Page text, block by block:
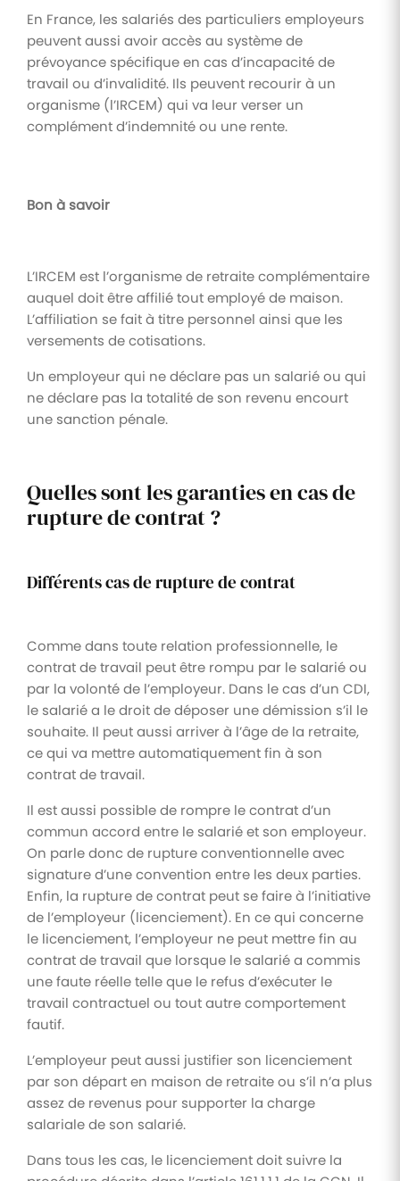
En France, les salariés des particuliers employeurs
peuvent aussi avoir accès au système de
prévoyance spécifique en cas d’incapacité de
travail ou d’invalidité. Ils peuvent recourir à un
organisme (l’IRCEM) qui va leur verser un
complément d’indemnité ou une rente.
Bon à savoir
L’IRCEM est l’organisme de retraite complémentaire
auquel doit être affilié tout employé de maison.
L’affiliation se fait à titre personnel ainsi que les
versements de cotisations.
Un employeur qui ne déclare pas un salarié ou qui
ne déclare pas la totalité de son revenu encourt
une sanction pénale.
Quelles sont les garanties en cas de
rupture de contrat ?
Différents cas de rupture de contrat
Comme dans toute relation professionnelle, le
contrat de travail peut être rompu par le salarié ou
par la volonté de l’employeur. Dans le cas d’un CDI,
le salarié a le droit de déposer une démission s’il le
souhaite. Il peut aussi arriver à l’âge de la retraite,
ce qui va mettre automatiquement fin à son
contrat de travail.
Il est aussi possible de rompre le contrat d’un
commun accord entre le salarié et son employeur.
On parle donc de rupture conventionnelle avec
signature d’une convention entre les deux parties.
Enfin, la rupture de contrat peut se faire à l’initiative
de l’employeur (licenciement). En ce qui concerne
le licenciement, l’employeur ne peut mettre fin au
contrat de travail que lorsque le salarié a commis
une faute réelle telle que le refus d’exécuter le
travail contractuel ou tout autre comportement
fautif.
L’employeur peut aussi justifier son licenciement
par son départ en maison de retraite ou s’il n’a plus
assez de revenus pour supporter la charge
salariale de son salarié.
Dans tous les cas, le licenciement doit suivre la